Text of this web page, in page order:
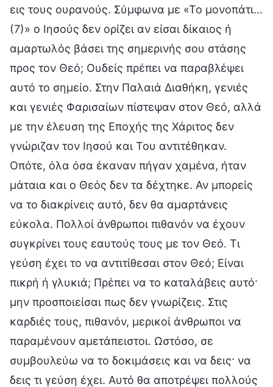
εις τους ουρανούς. Σύμφωνα με «Το μονοπάτι…
(7)» ο Ιησούς δεν ορίζει αν είσαι δίκαιος ή
αμαρτωλός βάσει της σημερινής σου στάσης
προς τον Θεό; Ουδείς πρέπει να παραβλέψει
αυτό το σημείο. Στην Παλαιά Διαθήκη, γενιές
και γενιές Φαρισαίων πίστεψαν στον Θεό, αλλά
με την έλευση της Εποχής της Χάριτος δεν
γνώριζαν τον Ιησού και Του αντιτέθηκαν.
Οπότε, όλα όσα έκαναν πήγαν χαμένα, ήταν
μάταια και ο Θεός δεν τα δέχτηκε. Αν μπορείς
να το διακρίνεις αυτό, δεν θα αμαρτάνεις
εύκολα. Πολλοί άνθρωποι πιθανόν να έχουν
συγκρίνει τους εαυτούς τους με τον Θεό. Τι
γεύση έχει το να αντιτίθεσαι στον Θεό; Είναι
πικρή ή γλυκιά; Πρέπει να το καταλάβεις αυτό·
μην προσποιείσαι πως δεν γνωρίζεις. Στις
καρδιές τους, πιθανόν, μερικοί άνθρωποι να
παραμένουν αμετάπειστοι. Ωστόσο, σε
συμβουλεύω να το δοκιμάσεις και να δεις· να
δεις τι γεύση έχει. Αυτό θα αποτρέψει πολλούς